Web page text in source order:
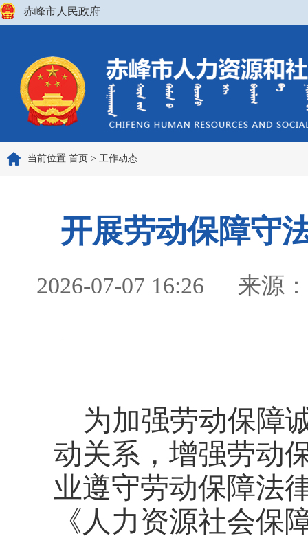
赤峰市人民政府
当前位置:首页 > 工作动态
开展劳动保障守
2026-07-07 16:26 来源
为加强劳动保障
动关系，增强劳动
业遵守劳动保障法
《人力资源社会保